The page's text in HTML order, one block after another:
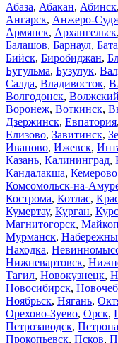
Абаза, Абакан, Абинск,
Ангарск, Анжеро-
Армянск, Архангельск,
Балашов, Барнаул,
Бийск, Биробиджан,
Бугульма, Бузулук,
Салда, Владивосток,
Волгодонск, Волжский
Воронеж, Воткинск,
Дзержинск, Евпатория,
Елизово, Завитинск,
Иваново, Ижевск,
Казань, Калининград,
Кандалакша, Кемерово
Комсомольск-на-
Кострома, Котлас,
Кумертау, Курган,
Магнитогорск, Майкоп
Мурманск,
Находка,
Нижневартовск,
Тагил, Новокузнецк,
Новосибирск,
Ноябрьск, Нягань,
Орехово-Зуево, Орск,
Петрозаводск,
Прокопьевск, Псков,